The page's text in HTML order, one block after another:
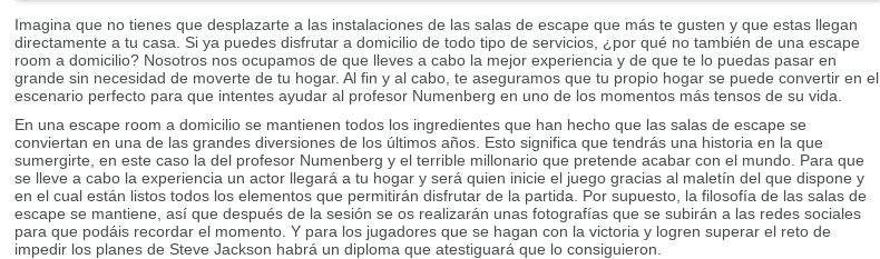
Imagina que no tienes que desplazarte a las instalaciones de las salas de escape que más te gusten y que estas llegan
directamente a tu casa. Si ya puedes disfrutar a domicilio de todo tipo de servicios, ¿por qué no también de una escape
room a domicilio? Nosotros nos ocupamos de que lleves a cabo la mejor experiencia y de que te lo puedas pasar en
grande sin necesidad de moverte de tu hogar. Al fin y al cabo, te aseguramos que tu propio hogar se puede convertir en el
escenario perfecto para que intentes ayudar al profesor Numenberg en uno de los momentos más tensos de su vida.
En una escape room a domicilio se mantienen todos los ingredientes que han hecho que las salas de escape se
conviertan en una de las grandes diversiones de los últimos años. Esto significa que tendrás una historia en la que
sumergirte, en este caso la del profesor Numenberg y el terrible millonario que pretende acabar con el mundo. Para que
se lleve a cabo la experiencia un actor llegará a tu hogar y será quien inicie el juego gracias al maletín del que dispone y
en el cual están listos todos los elementos que permitirán disfrutar de la partida. Por supuesto, la filosofía de las salas de
escape se mantiene, así que después de la sesión se os realizarán unas fotografías que se subirán a las redes sociales
para que podáis recordar el momento. Y para los jugadores que se hagan con la victoria y logren superar el reto de
impedir los planes de Steve Jackson habrá un diploma que atestiguará que lo consiguieron.